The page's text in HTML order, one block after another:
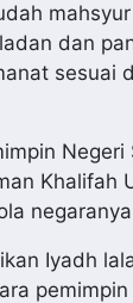
dan
Khalifah
Iyadh